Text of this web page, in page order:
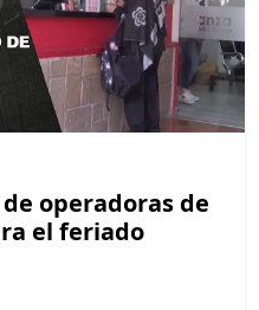
operadoras de
el feriado